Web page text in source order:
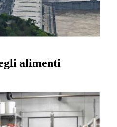
alimenti